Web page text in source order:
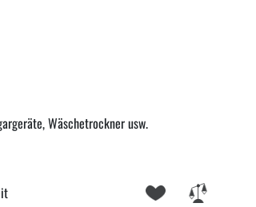
Wäschetrockner usw.